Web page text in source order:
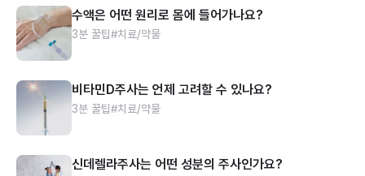
수액은 어떤 원리로 몸에 들어가나요?
3분 꿀팁#치료/약물
비타민D주사는 언제 고려할 수 있나요?
3분 꿀팁#치료/약물
신데렐라주사는 어떤 성분의 주사인가요?